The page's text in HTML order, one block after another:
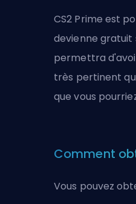
CS2 Prime est
devienne gratuit
permettra
très pertinent
que vous
Comment
Vous pouvez